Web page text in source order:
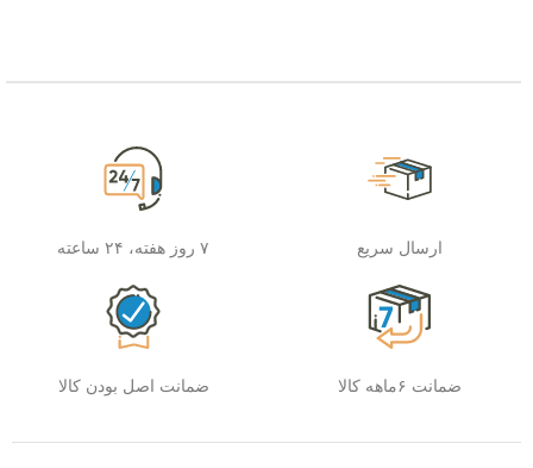
ارسال سریع ۷ روز هفته، ۲۴ ساعته
ضمانت ۶ماهه کالا ضمانت اصل بودن کالا